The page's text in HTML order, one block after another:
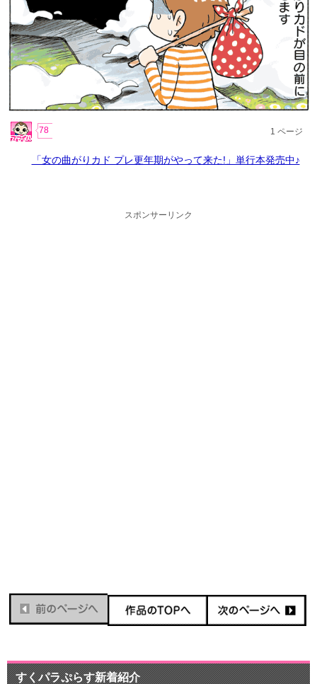
78
「女の曲がりカド プレ更年期がやって来た!」単行本発売中♪
1 ページ
スポンサーリンク
すくパラぷらす新着紹介